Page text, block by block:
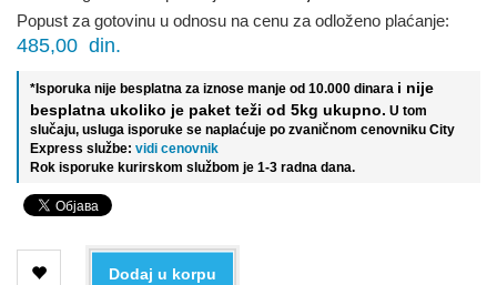
Popust za gotovinu u odnosu na cenu za odloženo plaćanje:
485,00 din.
*Isporuka nije besplatna za iznose manje od 10.000 dinara i nije
besplatna ukoliko je paket teži od 5kg ukupno. U tom
slučaju, usluga isporuke se naplaćuje po zvaničnom cenovniku City
Express službe: vidi cenovnik
Rok isporuke kurirskom službom je 1-3 radna dana.
Dodaj u korpu